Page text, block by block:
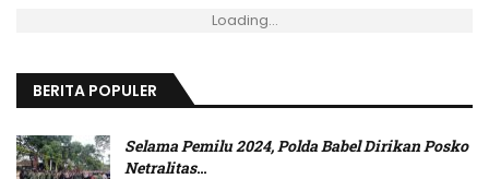
Loading...
BERITA POPULER
Selama Pemilu 2024, Polda Babel Dirikan Posko
Netralitas…